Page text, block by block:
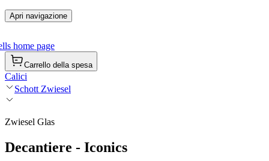
Apri navigazione
home page
Carrello della spesa
Calici
Schott Zwiesel
Zwiesel Glas
Decantiere - Iconics